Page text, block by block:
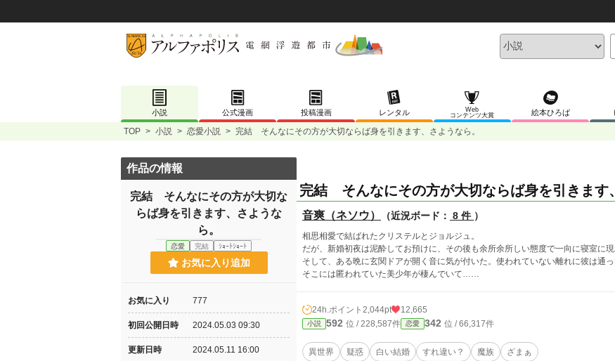
小説 公式漫画 投稿漫画 レンタル
Web
コンテンツ大賞
絵本ひろば
TOP > 小説 > 恋愛小説 > 完結 そんなにその方が大切ならば身を引きます、さようなら。
完結 そんなにその方が大切ならば身を引きます
音爽（ネソウ） （近況ボード： 8 件 ）
相思相愛で結ばれたクリステルとジョルジュ。
だが、新婚初夜は泥酔してお預けに、その後も余所余所しい態度で一向に寝室に
そして、ある晩に玄関ドアが開く音に気が付いた。使われていない離れに彼は通っ
そこには匿われていた美少年が棲んでいて……
24h.ポイント 2,044pt 12,665
小説 592 位 / 228,587件 恋愛 342 位 / 66,317件
異世界 疑惑 白い結婚 すれ違い？ 魔族 ざまぁ
作品の情報
完結 そんなにその方が大切な
らば身を引きます、さような
ら。
恋愛 完結 ｼｮｰﾄｼｮｰﾄ
お気に入り追加
お気に入り 777
初回公開日時 2024.05.03 09:30
更新日時 2024.05.11 16:00